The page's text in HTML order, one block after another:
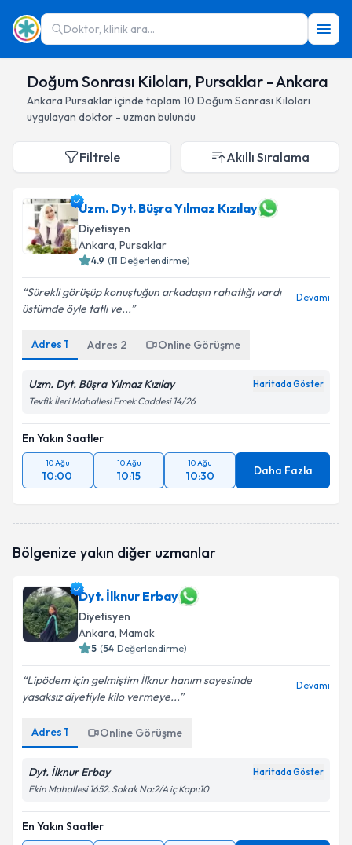
Doktor, klinik ara...
Doğum Sonrası Kiloları, Pursaklar - Ankara
Ankara Pursaklariçinde toplam 10 Doğum Sonrası Kiloları
uygulayan doktor - uzman bulundu
Filtrele Akıllı Sıralama
Uzm. Dyt. Büşra Yılmaz Kızılay
Diyetisyen
Ankara, Pursaklar
4.9 (11 Değerlendirme)
Sürekli görüşüp konuştuğun arkadaşın rahatlığı vardı
üstümde öyle tatlı ve...
Devamı
Adres 1 Adres 2 Online Görüşme
Uzm. Dyt. Büşra Yılmaz Kızılay Haritada Göster
Tevfik İleri Mahallesi Emek Caddesi 14/26
En Yakın Saatler
10 Ağu
10:00
10 Ağu
10:15
10 Ağu
10:30 Daha Fazla
Bölgenize yakın diğer uzmanlar
Dyt. İlknur Erbay
Diyetisyen
Ankara, Mamak
5 (54 Değerlendirme)
Lipödem için gelmiştim İlknur hanım sayesinde
yasaksız diyetiyle kilo vermeye...
Devamı
Adres 1 Online Görüşme
Dyt. İlknur Erbay Haritada Göster
Ekin Mahallesi 1652. Sokak No:2/A iç Kapı:10
En Yakın Saatler